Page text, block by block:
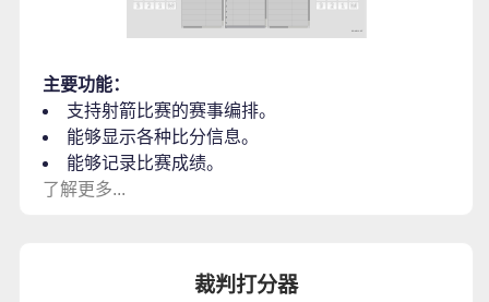
主要功能：
支持射箭比赛的赛事编排。
能够显示各种比分信息。
能够记录比赛成绩。
了解更多...
裁判打分器